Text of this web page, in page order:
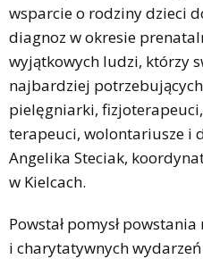
wsparcie o rodziny dzieci
diagnoz w okresie
wyjątkowych ludzi, którzy
najbardziej
pielęgniarki,
terapeuci, wolontariusze i
Angelika Steciak,
w Kielcach.
Powstał pomysł
i charytatywnych